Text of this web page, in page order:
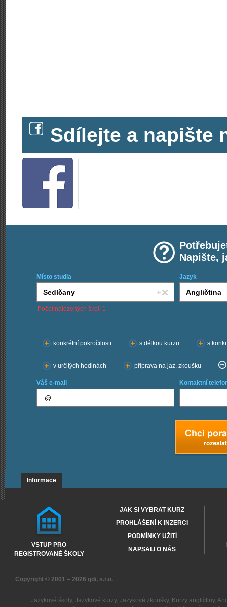
Sdílejte a napište
Napište,
Místo studia Jazyk
Počet nalezených škol: 1
konkrétní pokročilosti
s délkou kurzu s
v určitých hodinách příprava na jaz. zkoušku
Váš e-mail Kontaktní
Informace
VSTUP PRO
REGISTROVANÉ ŠKOLY
JAK SI VYBRAT KURZ
PROHLÁŠENÍ K INZERCI
PODMÍNKY UŽITÍ
NAPSALI O NÁS
Copyright © 2001 – 2026 gdi, s.r.o.
Jazykové školy, Jazykové kurzy, Jazykové zkoušky, Kurzy angličtiny,